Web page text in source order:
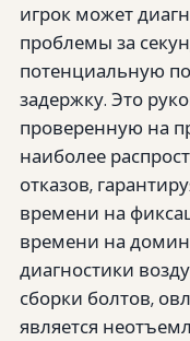
игрок может
проблемы за
потенциальную
задержку. Это
проверенную на
наиболее
отказов,
времени на
времени на
диагностики
сборки болтов,
является